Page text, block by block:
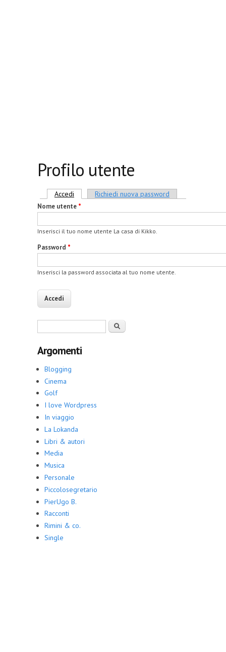
Profilo utente
Schede primarie
Accedi (scheda attiva)
Richiedi nuova password
Nome utente *
Inserisci il tuo nome utente La casa di Kikko.
Password *
Inserisci la password associata al tuo nome utente.
Cerca
Argomenti
Blogging
Cinema
Golf
I love Wordpress
In viaggio
La Lokanda
Libri & autori
Media
Musica
Personale
Piccolosegretario
PierUgo B.
Racconti
Rimini & co.
Single